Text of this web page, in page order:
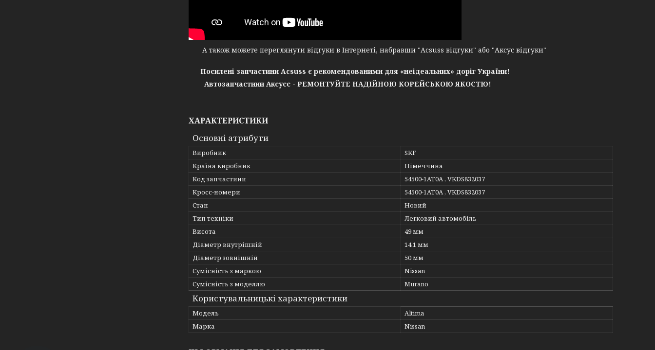
А також можете переглянути відгуки в Інтернеті, набравши "Acsuss відгуки" або "Аксус відгуки"
Посилені запчастини Acsuss є рекомендованими для «неідеальних» доріг України!
Автозапчастини Аксусс - РЕМОНТУЙТЕ НАДІЙНОЮ КОРЕЙСЬКОЮ ЯКОСТЮ!
ХАРАКТЕРИСТИКИ
Основні атрибути
Виробник
SKF
Країна виробник
Німеччина
Код запчастини
54500-1AT0A , VKDS832037
Кросс-номери
54500-1AT0A , VKDS832037
Стан
Новий
Тип техніки
Легковий автомобіль
Висота
49 мм
Діаметр внутрішній
14.1 мм
Діаметр зовнішній
50 мм
Сумісність з маркою
Nissan
Сумісність з моделлю
Murano
Користувальницькі характеристики
Мoдель
Altima
Марка
Nissan